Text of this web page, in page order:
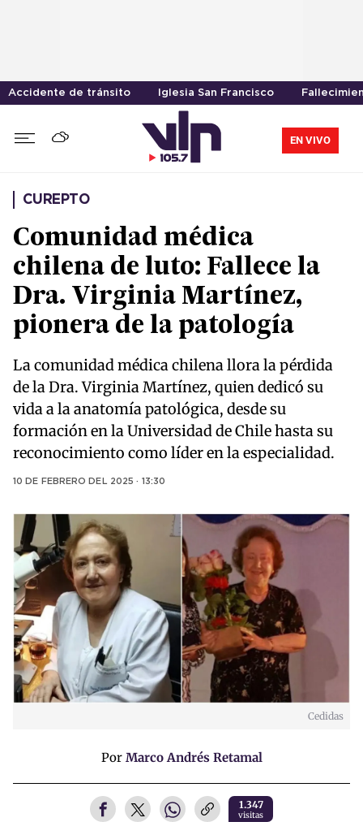
Accidente de tránsito Iglesia San Francisco
EN VIVO
CUREPTO
Comunidad médica
chilena de luto: Fallece la
Dra. Virginia Martínez,
pionera de la patología
La comunidad médica chilena llora la pérdida
de la Dra. Virginia Martínez, quien dedicó su
vida a la anatomía patológica, desde su
formación en la Universidad de Chile hasta su
reconocimiento como líder en la especialidad.
10 DE FEBRERO DEL 2025 · 13:30
Cedidas
Por Marco Andrés Retamal
1.347
visitas